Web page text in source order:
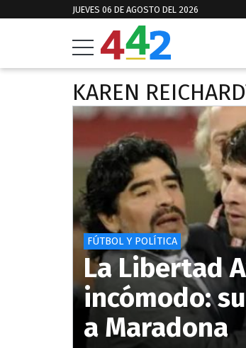
JUEVES 06 DE AGOSTO DEL 2026
KAREN
FÚTBOL Y POLÍTICA
La Libertad
incómodo:
a Maradona